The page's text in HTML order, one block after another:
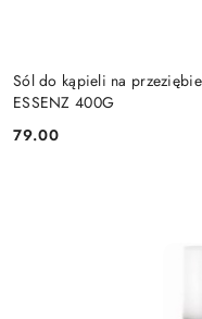
Sól do kąpieli na
ESSENZ 400G
Cena:
79.00